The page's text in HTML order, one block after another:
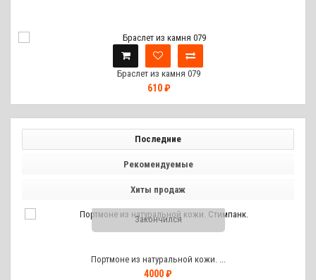
Браслет из камня 079
610 ₽
Последние
Рекомендуемые
Хиты продаж
Закончился
Портмоне из натуральной кожи. ...
4000 ₽